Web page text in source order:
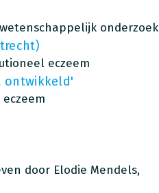
onderzoek
eczeem
ontwikkeld'
door Elodie Mendels,